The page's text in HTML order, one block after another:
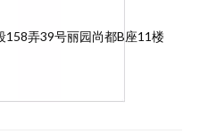
158弄39号丽园尚都B座11楼